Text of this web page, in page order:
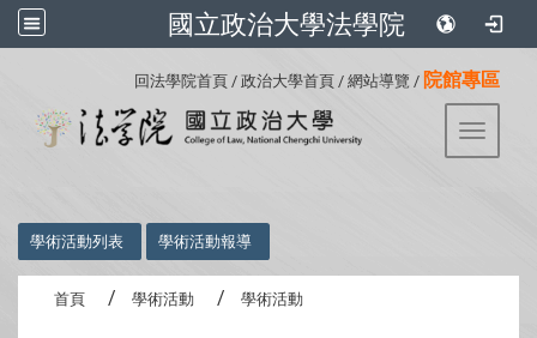
國立政治大學法學院
回法學院首頁 / 政治大學首頁 / 網站導覽 / 院館專區
Toggle
學術活動列表 學術活動報導
首頁 學術活動 學術活動